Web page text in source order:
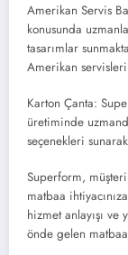
Amerikan Servis
konusunda
tasarımlar
Amerikan
Karton Çanta:
üretiminde
seçenekleri sunarak
Superform,
matbaa
hizmet anlayışı
önde gelen